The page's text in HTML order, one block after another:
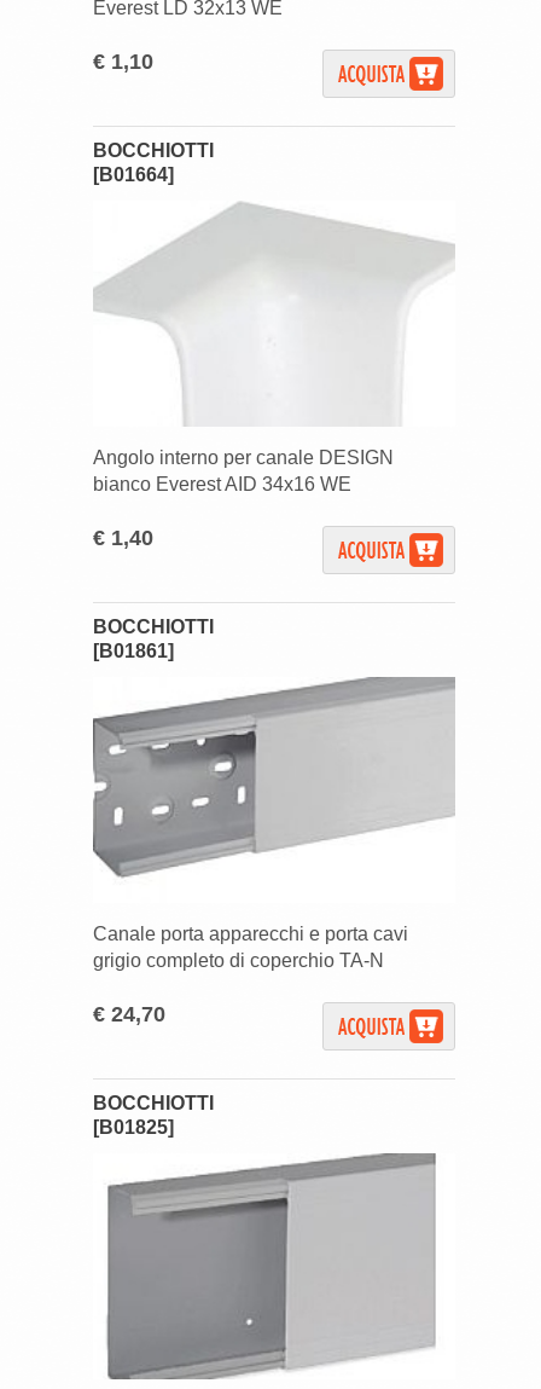
Everest LD 32x13 WE
€ 1,10
BOCCHIOTTI
[B01664]
Angolo interno per canale DESIGN
bianco Everest AID 34x16 WE
€ 1,40
BOCCHIOTTI
[B01861]
Canale porta apparecchi e porta cavi
grigio completo di coperchio TA-N
€ 24,70
BOCCHIOTTI
[B01825]